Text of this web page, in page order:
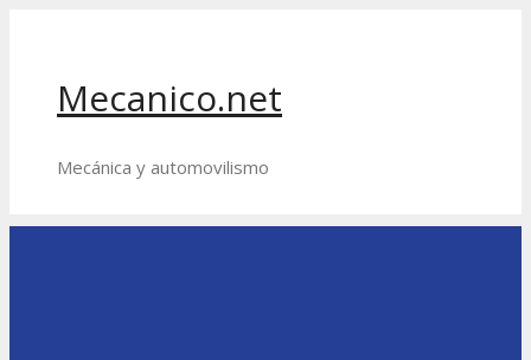
Mecanico.net
Mecánica y automovilismo